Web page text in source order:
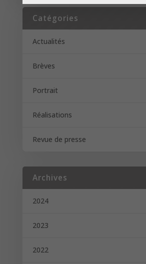
Catégories
Actualités
Brèves
Portrait
Réalisations
Revue de presse
Archives
2024
2023
2022